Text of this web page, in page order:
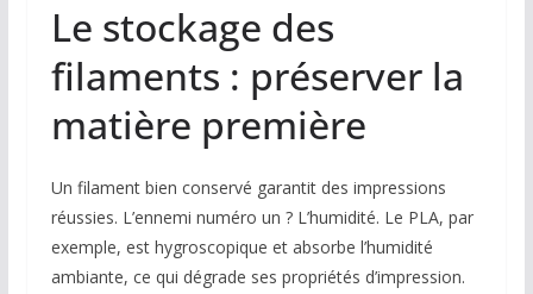
Le stockage des
filaments : préserver la
matière première
Un filament bien conservé garantit des impressions
réussies. L’ennemi numéro un ? L’humidité. Le PLA, par
exemple, est hygroscopique et absorbe l’humidité
ambiante, ce qui dégrade ses propriétés d’impression.